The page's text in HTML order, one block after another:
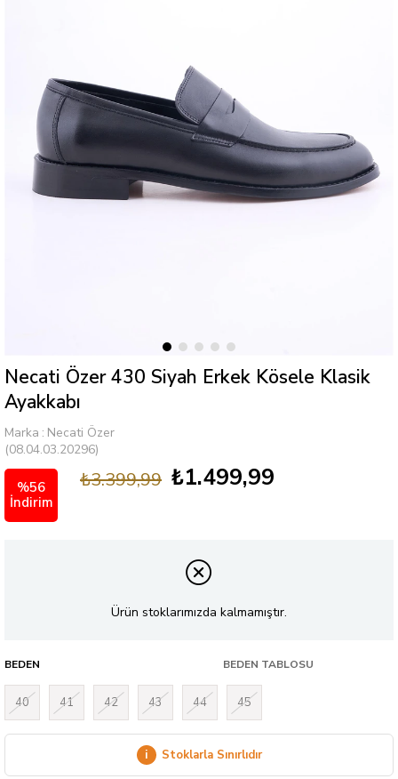
Necati Özer 430 Siyah Erkek Kösele Klasik
Ayakkabı
Marka : Necati Özer
(08.04.03.20296)
%56
İndirim
₺3.399,99 ₺1.499,99
Ürün stoklarımızda kalmamıştır.
BEDEN BEDEN TABLOSU
40 41 42 43 44 45
i Stoklarla Sınırlıdır